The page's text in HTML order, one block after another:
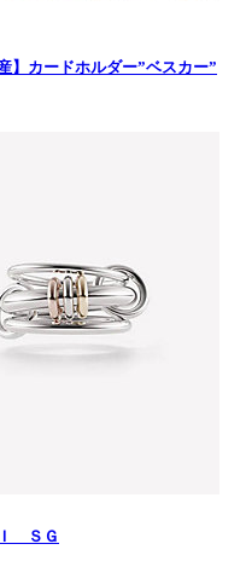
】カードホルダー”ベスカー”
ＳＧ